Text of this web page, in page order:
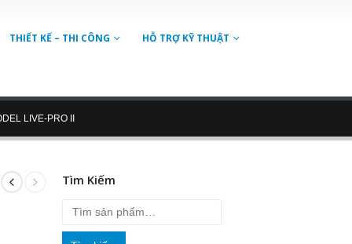
THIẾT KẾ – THI CÔNG HỖ TRỢ KỸ THUẬT
LIVE-PRO II
Tìm Kiếm